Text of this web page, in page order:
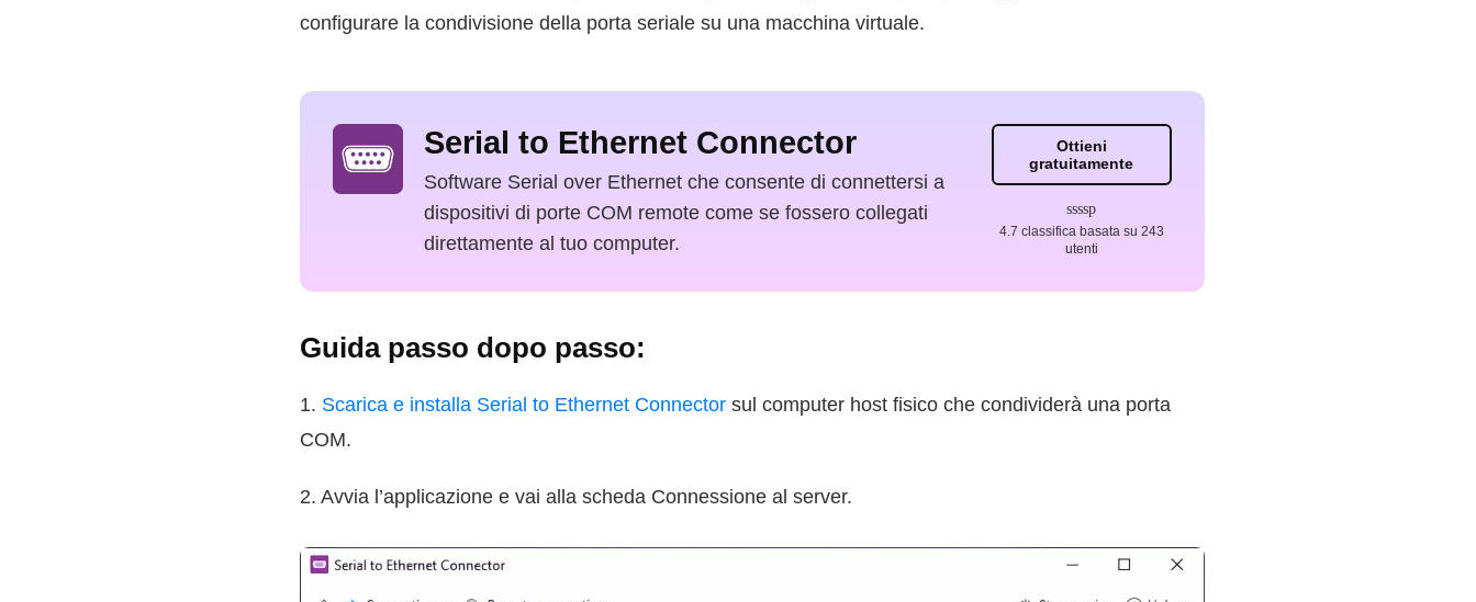
configurare la condivisione della porta seriale su una macchina virtuale.
Serial to Ethernet Connector
Software Serial over Ethernet che consente di connettersi a
dispositivi di porte COM remote come se fossero collegati
direttamente al tuo computer.
Ottieni
gratuitamente
4.7 classifica basata su 243
utenti
Guida passo dopo passo:
1. Scarica e installa Serial to Ethernet Connector sul computer host fisico che condividerà una porta
COM.
2. Avvia l’applicazione e vai alla scheda Connessione al server.